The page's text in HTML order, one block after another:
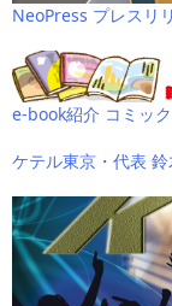
NeoPress プレスリ
e-book紹介 コミッ
ケテル東京・代表 鈴